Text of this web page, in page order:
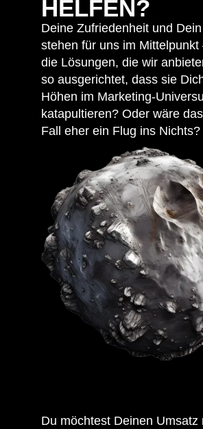
HELFEN?
Deine Zufriedenheit und
stehen für uns im Mittelpunkt
die Lösungen, die wir
so ausgerichtet, dass sie
Höhen im Marketing-
katapultieren? Oder wäre
Fall eher ein Flug ins Nichts?
Du möchtest Deinen Umsatz